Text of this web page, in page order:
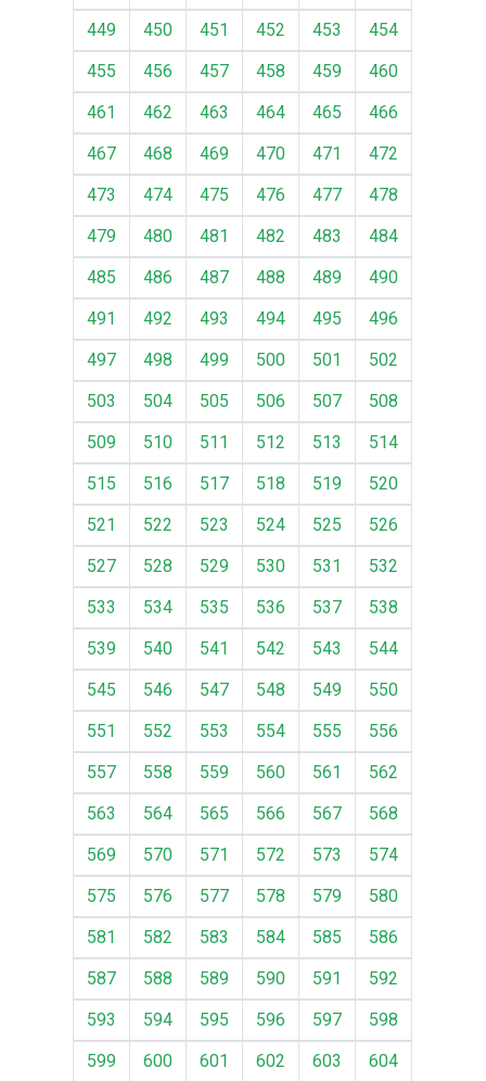
449 450 451 452 453
454
455
456 457 458 459
460
461
462 463 464 465
466
467
468 469 470 471
472
473
474 475 476 477
478
479
480 481 482 483
484
485
486 487 488 489
490
491
492 493 494 495
496
497
498 499 500 501
502
503
504 505 506 507
508
509
510 511 512 513
514
515
516 517 518 519
520
521
522 523 524 525
526
527
528 529 530 531
532
533
534 535 536 537
538
539
540 541 542 543
544
545
546 547 548 549
550
551
552 553 554 555
556
557
558 559 560 561
562
563
564 565 566 567
568
569
570 571 572 573
574
575
576 577 578 579
580
581
582 583 584 585
586
587
588 589 590 591
592
593
594 595 596 597
598
599
600 601 602 603
604